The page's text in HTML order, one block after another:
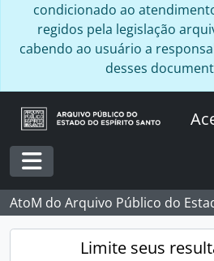
condicionado ao
regidos pela legislação
cabendo ao usuário a
desses
Toggle navigation
AtoM do Arquivo Público do
Limite seus